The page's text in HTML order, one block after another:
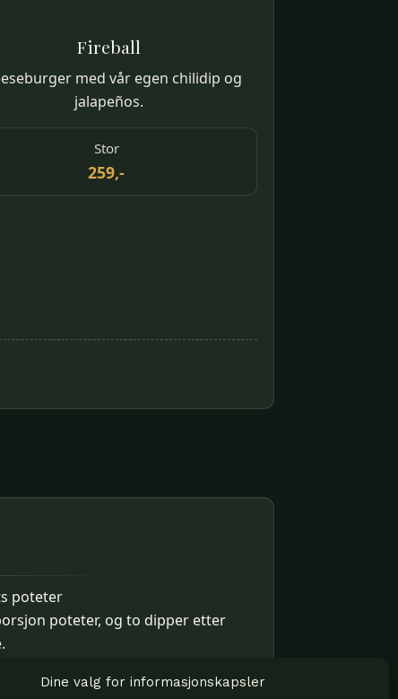
Dine valg for informasjonskapsler
Fireball
med vår egen chilidip og
jalapeños.
Stor
259,-
poteter
poteter, og to dipper etter